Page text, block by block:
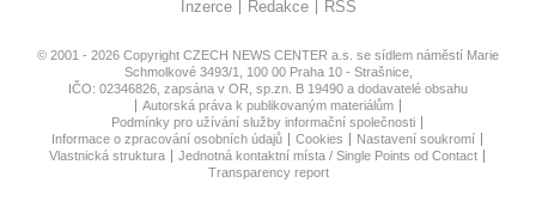
Inzerce Redakce RSS
© 2001 - 2026 Copyright CZECH NEWS CENTER a.s. se sídlem náměstí Marie
Schmolkové 3493/1, 100 00 Praha 10 - Strašnice,
IČO: 02346826, zapsána v OR, sp.zn. B 19490 a dodavatelé obsahu
Autorská práva k publikovaným materiálům
Podmínky pro užívání služby informační společnosti
Informace o zpracování osobních údajů
Cookies
Nastavení soukromí
Vlastnická struktura
Jednotná kontaktní místa / Single Points od Contact
Transparency report